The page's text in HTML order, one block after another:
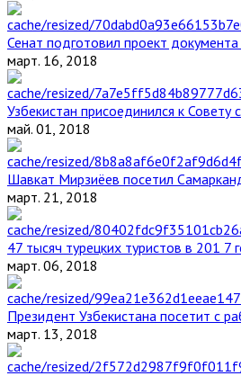
Сенат подготовил проект
март. 16, 2018
Узбекистан присоединился к Совету
май. 01, 2018
Шавкат Мирзиёев посетил
март. 21, 2018
47 тысяч турецких туристов в 201 7
март. 06, 2018
Президент Узбекистана посетит с
март. 13, 2018